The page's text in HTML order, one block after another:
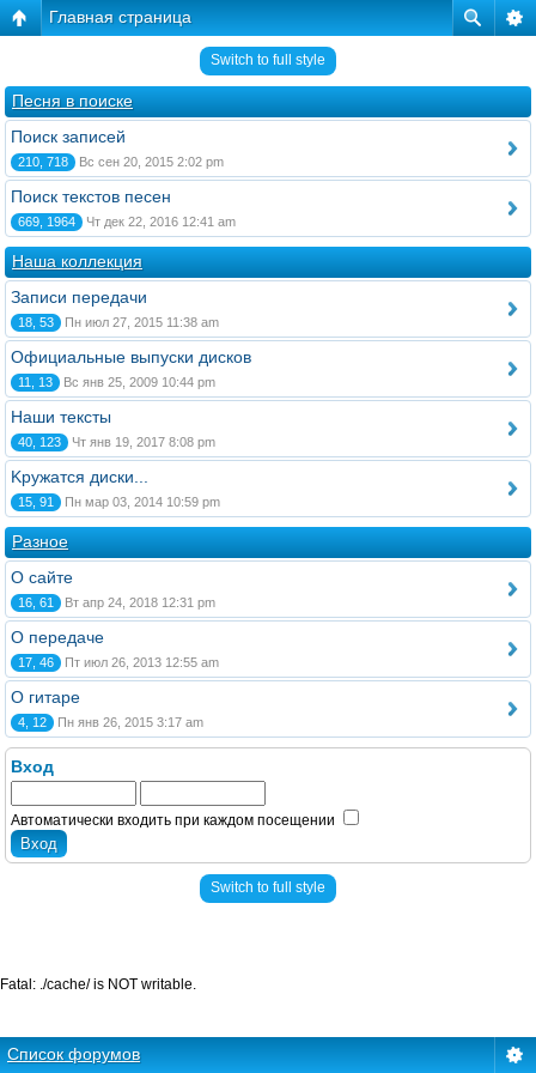
Главная страница
Switch to full style
Песня в поиске
Поиск записей
210, 718 Вс сен 20, 2015 2:02 pm
Поиск текстов песен
669, 1964 Чт дек 22, 2016 12:41 am
Наша коллекция
Записи передачи
18, 53 Пн июл 27, 2015 11:38 am
Официальные выпуски дисков
11, 13 Вс янв 25, 2009 10:44 pm
Наши тексты
40, 123 Чт янв 19, 2017 8:08 pm
Kружатся диски...
15, 91 Пн мар 03, 2014 10:59 pm
Разное
О сайте
16, 61 Вт апр 24, 2018 12:31 pm
О передаче
17, 46 Пт июл 26, 2013 12:55 am
О гитаре
4, 12 Пн янв 26, 2015 3:17 am
Вход
Автоматически входить при каждом посещении
Switch to full style
Список форумов
Fatal: ./cache/ is NOT writable.